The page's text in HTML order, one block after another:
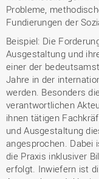
Probleme,
Fundierungen der
Beispiel: Die
Ausgestaltung und
einer der
Jahre in der
werden. Besonders
verantwortlichen
ihnen tätigen
und Ausgestaltung
angesprochen. Dabei
die Praxis inklusiver
erfolgt. Inwiefern ist